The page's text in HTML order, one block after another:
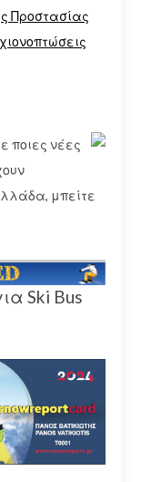
Προστασίας
ποιες νέες
μπείτε
Ski Bus